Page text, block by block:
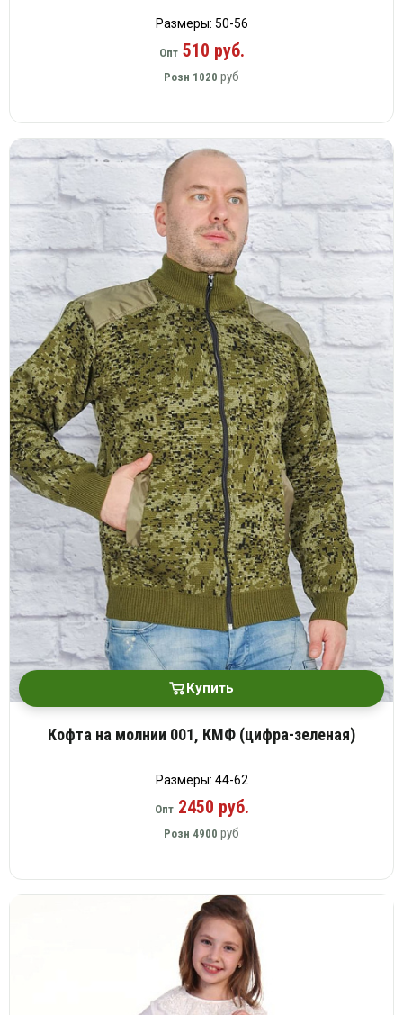
Размеры: 50-56
Опт510 руб.
Розн 1020 руб
Купить
Кофта на молнии 001, КМФ (цифра-зеленая)
Размеры: 44-62
Опт2450 руб.
Розн 4900 руб